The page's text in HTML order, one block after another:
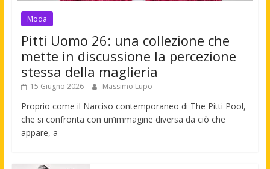
Moda
Pitti Uomo 26: una collezione che
mette in discussione la percezione
stessa della maglieria
15 Giugno 2026 Massimo Lupo
Proprio come il Narciso contemporaneo di The Pitti Pool,
che si confronta con un’immagine diversa da ciò che
appare, a